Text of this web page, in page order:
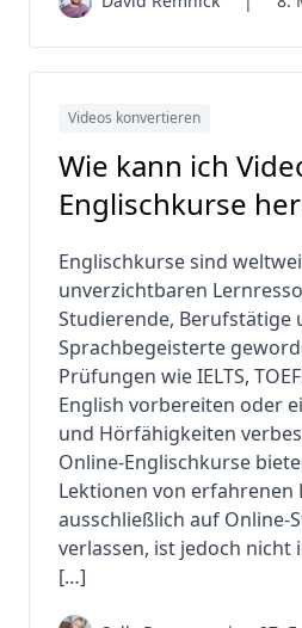
Videos konvertieren
Wie kann ich
Englischkurse
Englischkurse sind
unverzichtbaren
Studierende, Berufstätige
Sprachbegeisterte
Prüfungen wie IELTS,
English vorbereiten oder
und Hörfähigkeiten
Online-Englischkurse
Lektionen von erfahrenen
ausschließlich auf Online-
verlassen, ist jedoch nicht
[…]